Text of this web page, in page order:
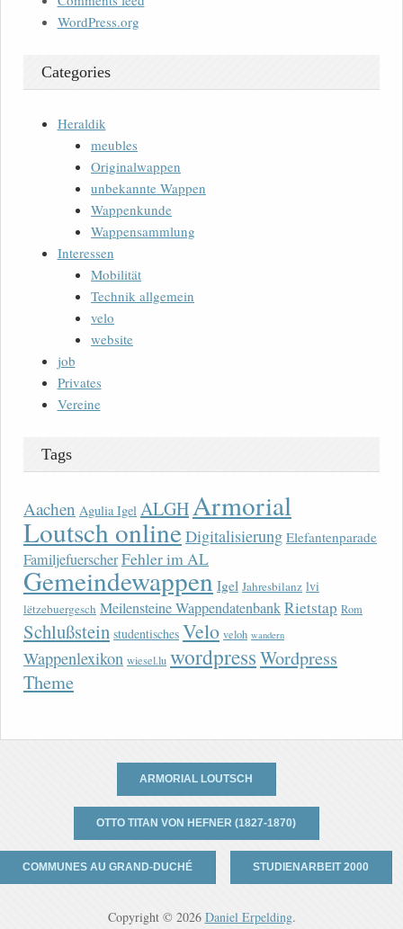
WordPress.org
Categories
Heraldik
meubles
Originalwappen
unbekannte Wappen
Wappenkunde
Wappensammlung
Interessen
Mobilität
Technik allgemein
velo
website
job
Privates
Vereine
Tags
Aachen Agulia Igel ALGHArmorial
Loutsch onlineDigitalisierung Elefantenparade
FamiljefuerscherFehler im AL
Gemeindewappen Igel Jahresbilanz lvi
lëtzebuergesch Meilensteine WappendatenbankRietstap Rom
Schlußstein studentisches Velo veloh wandern
Wappenlexikon wiesel.lu wordpressWordpress
Theme
ARMORIAL LOUTSCH
OTTO TITAN VON HEFNER (1827-1870)
COMMUNES AU GRAND-DUCHÉ STUDIENARBEIT 2000
Copyright © 2026 Daniel Erpelding.